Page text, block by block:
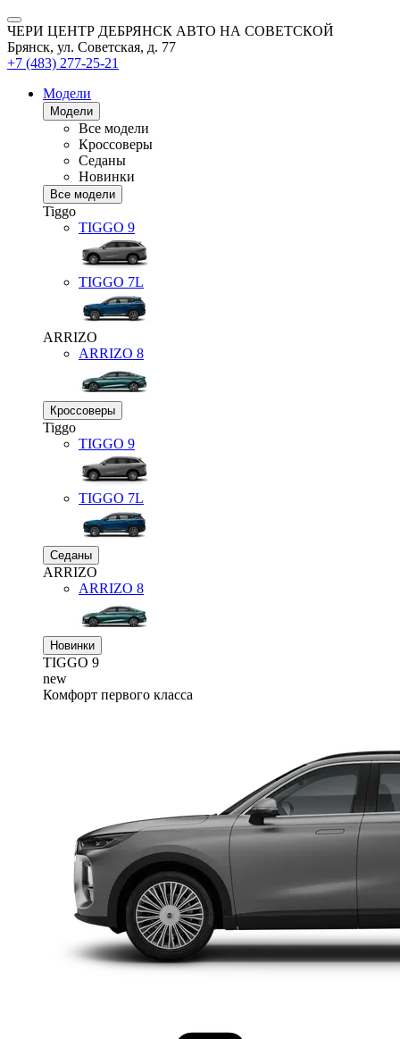
ЧЕРИ ЦЕНТР ДЕБРЯНСК АВТО НА СОВЕТСКОЙ
Брянск, ул. Советская, д. 77
+7 (483) 277-25-21
Модели
Модели
Все модели
Кроссоверы
Седаны
Новинки
Все модели
Tiggo
TIGGO 9
TIGGO 7L
ARRIZO
ARRIZO 8
Кроссоверы
Tiggo
TIGGO 9
TIGGO 7L
Седаны
ARRIZO
ARRIZO 8
Новинки
TIGGO 9
new
Комфорт первого класса